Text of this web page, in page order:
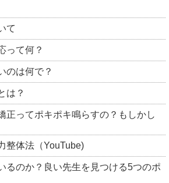
て
って何？
のは何で？
は？
正ってポキポキ鳴らすの？もしかし
整体法（YouTube)
るのか？良い先生を見つける5つのポ